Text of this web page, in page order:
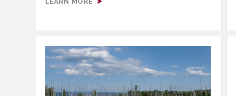
rustique, avec un spa privé, un sauna et une
seulement quelques minutes de Whiteface
idéal pour les amateurs de plein air et ceux
en quête de détente. Que vous dévaliez les
pentes, exploriez des sentiers pittoresques ou
vous relaxiez près du foyer, le Chalet